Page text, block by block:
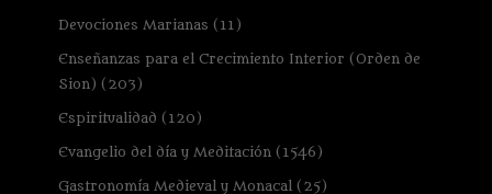
Devociones Marianas (11)
Enseñanzas para el Crecimiento Interior (Orden de
Sion) (203)
Espiritualidad (120)
Evangelio del día y Meditación(1546)
Gastronomía Medieval y Monacal(25)